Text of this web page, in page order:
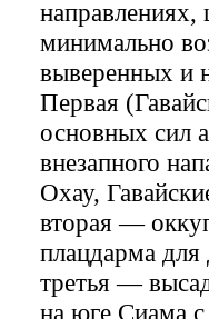
минимально
выверенных и
Первая
основных сил
внезапного
Охау,
вторая —
плацдарма
третья —
на юге Сиама